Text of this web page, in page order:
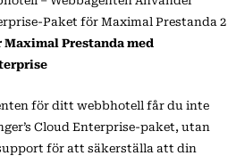
Paket för Maximal Prestanda 2
Prestanda med
för ditt webbhotell får du inte
Cloud Enterprise-paket, utan
för att säkerställa att din